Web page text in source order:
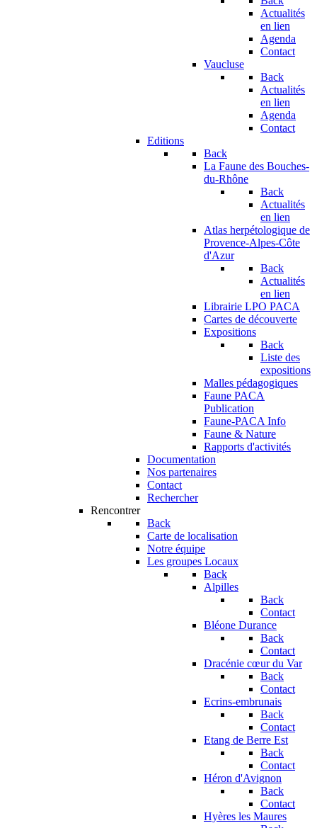
Actualités
en lien
Agenda
Contact
Vaucluse
Back
Actualités
en lien
Agenda
Contact
Editions
Back
La Faune des Bouches-
du-Rhône
Back
Actualités
en lien
Atlas herpétologique de
Provence-Alpes-Côte
d'Azur
Back
Actualités
en lien
Librairie LPO PACA
Cartes de découverte
Expositions
Back
Liste des
expositions
Malles pédagogiques
Faune PACA
Publication
Faune-PACA Info
Faune & Nature
Rapports d'activités
Documentation
Nos partenaires
Contact
Rechercher
Rencontrer
Back
Carte de localisation
Notre équipe
Les groupes Locaux
Back
Alpilles
Back
Contact
Bléone Durance
Back
Contact
Dracénie cœur du Var
Back
Contact
Ecrins-embrunais
Back
Contact
Etang de Berre Est
Back
Contact
Héron d'Avignon
Back
Contact
Hyères les Maures